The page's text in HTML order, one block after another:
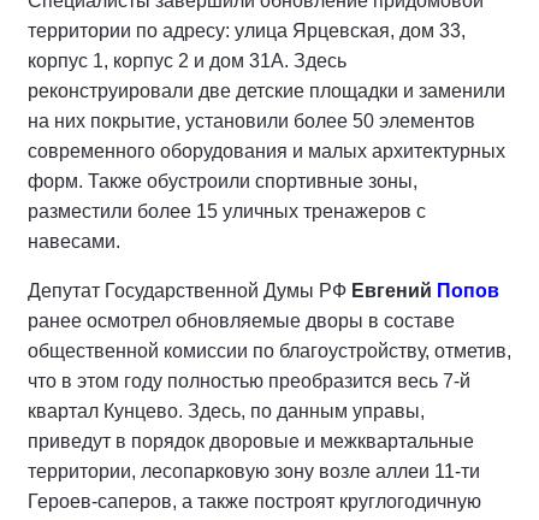
территории по адресу: улица Ярцевская, дом 33,
корпус 1, корпус 2 и дом 31А. Здесь
реконструировали две детские площадки и заменили
на них покрытие, установили более 50 элементов
современного оборудования и малых архитектурных
форм. Также обустроили спортивные зоны,
разместили более 15 уличных тренажеров с
навесами.
Депутат Государственной Думы РФ Евгений Попов
ранее осмотрел обновляемые дворы в составе
общественной комиссии по благоустройству, отметив,
что в этом году полностью преобразится весь 7-й
квартал Кунцево. Здесь, по данным управы,
приведут в порядок дворовые и межквартальные
территории, лесопарковую зону возле аллеи 11-ти
Героев-саперов, а также построят круглогодичную